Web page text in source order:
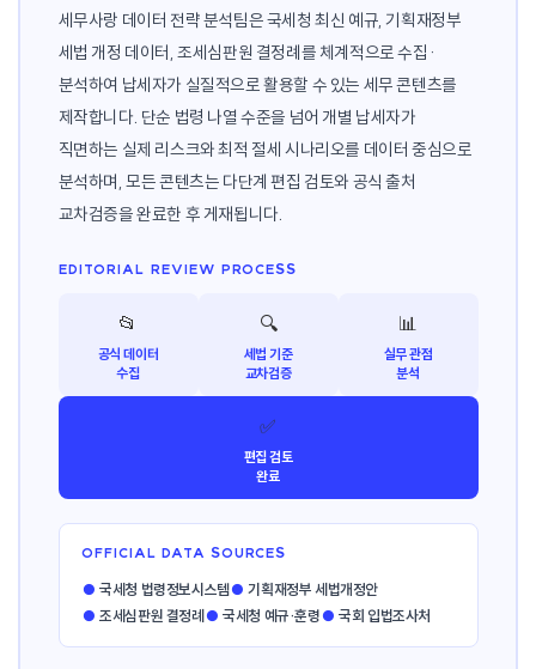
세무사랑 데이터 전략 분석팀은 국세청 최신 예규, 기획재정부
세법 개정 데이터, 조세심판원 결정례를 체계적으로 수집·
분석하여 납세자가 실질적으로 활용할 수 있는 세무 콘텐츠를
제작합니다. 단순 법령 나열 수준을 넘어 개별 납세자가
직면하는 실제 리스크와 최적 절세 시나리오를 데이터 중심으로
분석하며, 모든 콘텐츠는 다단계 편집 검토와 공식 출처
교차검증을 완료한 후 게재됩니다.
EDITORIAL REVIEW PROCESS
📂
공식 데이터
수집
🔍
세법 기준
교차검증
📊
실무 관점
분석
✅
편집 검토
완료
OFFICIAL DATA SOURCES
● 국세청 법령정보시스템● 기획재정부 세법개정안
● 조세심판원 결정례 ● 국세청 예규·훈령● 국회 입법조사처